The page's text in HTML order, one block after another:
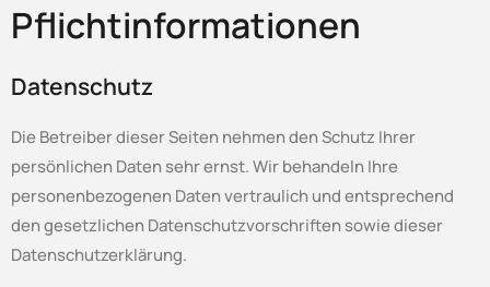
Pflicht­informationen
Datenschutz
Die Betreiber dieser Seiten nehmen den Schutz Ihrer
persönlichen Daten sehr ernst. Wir behandeln Ihre
personenbezogenen Daten vertraulich und entsprechend
den gesetzlichen Datenschutzvorschriften sowie dieser
Datenschutzerklärung.